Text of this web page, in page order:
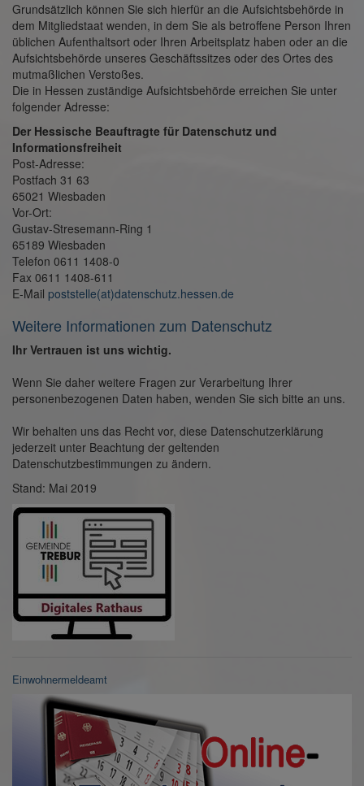
Grundsätzlich können Sie sich hierfür an die Aufsichtsbehörde in
dem Mitgliedstaat wenden, in dem Sie als betroffene Person Ihren
üblichen Aufenthaltsort oder Ihren Arbeitsplatz haben oder an die
Aufsichtsbehörde unseres Geschäftssitzes oder des Ortes des
mutmaßlichen Verstoßes.
Die in Hessen zuständige Aufsichtsbehörde erreichen Sie unter
folgender Adresse:
Der Hessische Beauftragte für Datenschutz und
Informationsfreiheit
Post-Adresse:
Postfach 31 63
65021 Wiesbaden
Vor-Ort:
Gustav-Stresemann-Ring 1
65189 Wiesbaden
Telefon 0611 1408-0
Fax 0611 1408-611
E-Mail poststelle(at)datenschutz.hessen.de
Weitere Informationen zum Datenschutz
Ihr Vertrauen ist uns wichtig.
Wenn Sie daher weitere Fragen zur Verarbeitung Ihrer
personenbezogenen Daten haben, wenden Sie sich bitte an uns.
Wir behalten uns das Recht vor, diese Datenschutzerklärung
jederzeit unter Beachtung der geltenden
Datenschutzbestimmungen zu ändern.
Stand: Mai 2019
Einwohnermeldeamt